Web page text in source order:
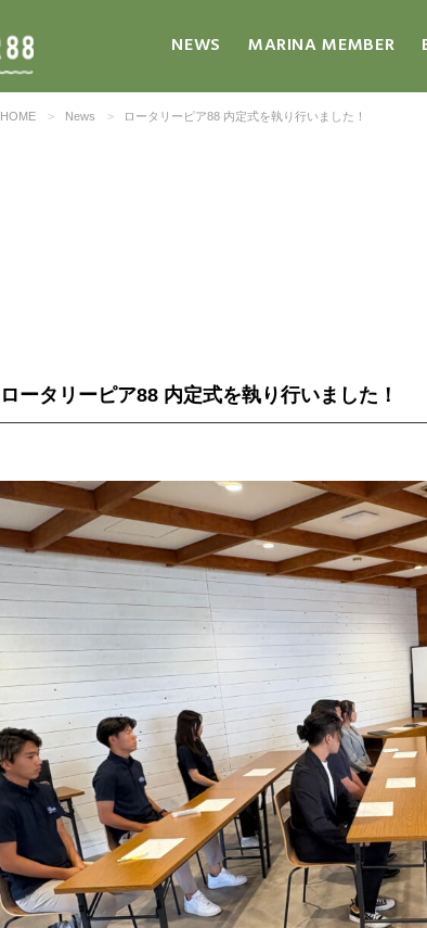
NEWS MARINA MEMBER
HOME News ロータリーピア88 内定式を執り行いました！
ロータリーピア88 内定式を執り行いました！